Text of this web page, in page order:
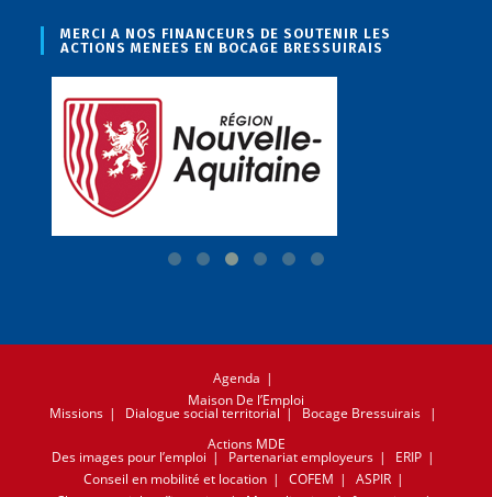
MERCI A NOS FINANCEURS DE SOUTENIR LES
ACTIONS MENEES EN BOCAGE BRESSUIRAIS
Agenda
Maison De l’Emploi
Missions Dialogue social territorial
Bocage Bressuirais
Actions MDE
Des images pour l’emploi Partenariat employeurs
ERIP
Conseil en mobilité et location
COFEM
ASPIR